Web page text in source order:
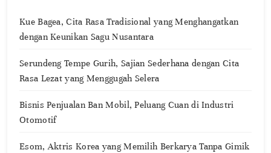
Kue Bagea, Cita Rasa Tradisional yang Menghangatkan
dengan Keunikan Sagu Nusantara
Serundeng Tempe Gurih, Sajian Sederhana dengan Cita
Rasa Lezat yang Menggugah Selera
Bisnis Penjualan Ban Mobil, Peluang Cuan di Industri
Otomotif
Esom, Aktris Korea yang Memilih Berkarya Tanpa Gimik